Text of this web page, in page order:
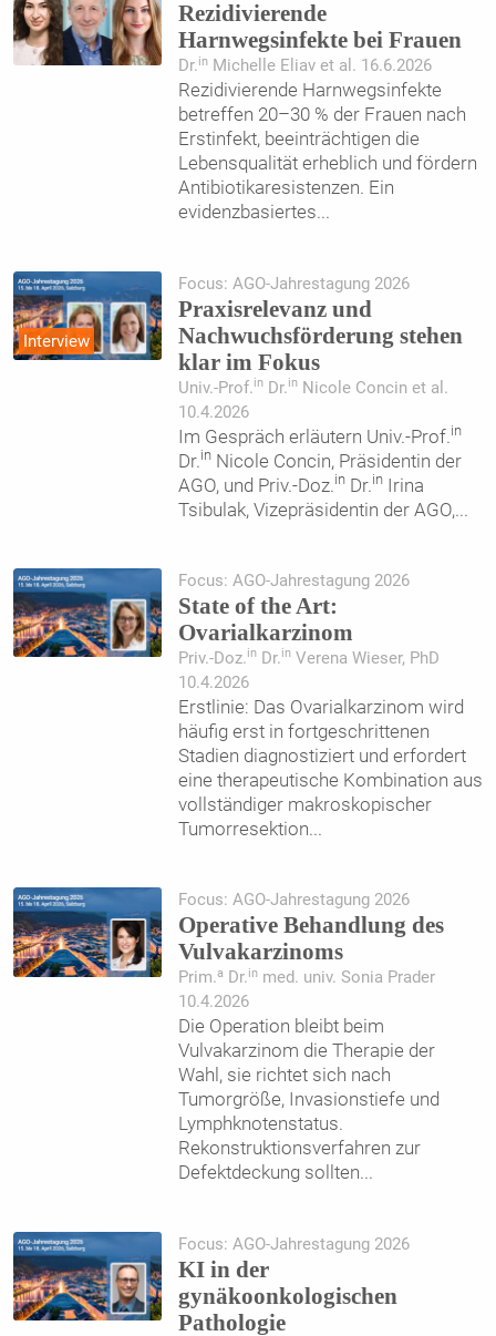
Rezidivierende
Harnwegsinfekte bei Frauen
Dr.inMichelle Eliav et al. 16.6.2026
Rezidivierende Harnwegsinfekte
betreffen 20–30 % der Frauen nach
Erstinfekt, beeinträchtigen die
Lebensqualität erheblich und fördern
Antibiotikaresistenzen. Ein
evidenzbasiertes...
Interview
Focus: AGO-Jahrestagung 2026
Praxisrelevanz und
Nachwuchsförderung stehen
klar im Fokus
Univ.-Prof.inDr.inNicole Concin et al.
10.4.2026
Im Gespräch erläutern Univ.-Prof. in
Dr. inNicole Concin, Präsidentin der
AGO, und Priv.-Doz. inDr. inIrina
Tsibulak, Vizepräsidentin der AGO,...
Focus: AGO-Jahrestagung 2026
State of the Art:
Ovarialkarzinom
Priv.-Doz.inDr.inVerena Wieser, PhD
10.4.2026
Erstlinie: Das Ovarialkarzinom wird
häufig erst in fortgeschrittenen
Stadien diagnostiziert und erfordert
eine therapeutische Kombination aus
vollständiger makroskopischer
Tumorresektion...
Focus: AGO-Jahrestagung 2026
Operative Behandlung des
Vulvakarzinoms
Prim.a Dr.inmed. univ. Sonia Prader
10.4.2026
Die Operation bleibt beim
Vulvakarzinom die Therapie der
Wahl, sie richtet sich nach
Tumorgröße, Invasionstiefe und
Lymphknotenstatus.
Rekonstruktionsverfahren zur
Defektdeckung sollten...
Focus: AGO-Jahrestagung 2026
KI in der
gynäkoonkologischen
Pathologie